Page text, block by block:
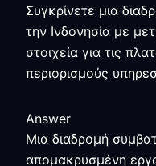
Συγκρίνετε μια
την Ινδονησία με
στοιχεία για τις
περιορισμούς
Answer
Μια διαδρομή
απομακρυσμένη